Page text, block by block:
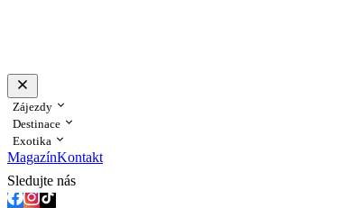
Zájezdy
Destinace
Exotika
MagazínKontakt
Sledujte nás